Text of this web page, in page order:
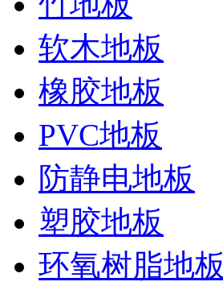
软木地板
橡胶地板
PVC地板
防静电地板
塑胶地板
环氧树脂地板